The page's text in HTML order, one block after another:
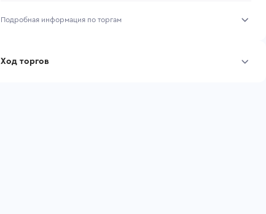
Подробная информация по торгам
Ход торгов